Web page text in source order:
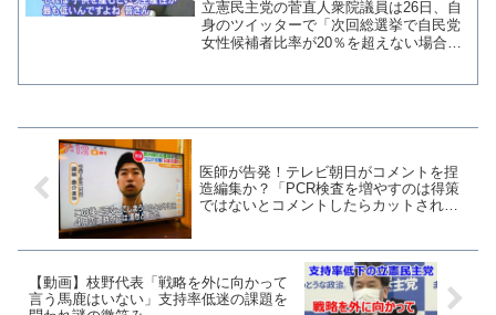
選したいだけ
立憲民主党の菅直人衆院議員は26日、自
身のツイッターで「次回総選挙で自民党
女性候補者比率が20％を超えない場合、
医師が告発！テレビ朝日がコメントを捏
造編集か？「PCR検査を増やすのは得策
ではないとコメントしたらカットされ、
【動画】枝野代表「戦略を外に向かって
言う馬鹿はいない」支持率低迷の課題を